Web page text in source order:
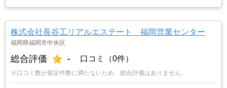
株式会社長谷工リアルエステート 福岡営業センター
福岡県福岡市中央区
総合評価 - 口コミ（0件）
※口コミ数が規定件数に満たないため、総合評価はありません。